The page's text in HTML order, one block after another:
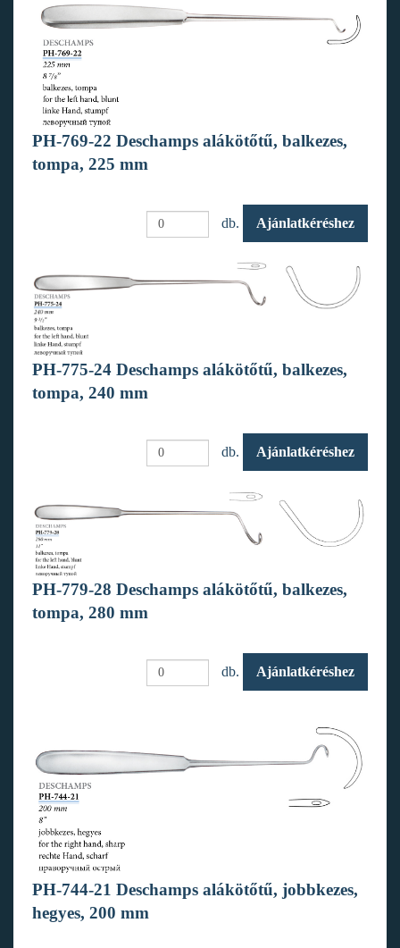
PH-769-22 Deschamps alákötőtű, balkezes,
tompa, 225 mm
db. Ajánlatkéréshez
PH-775-24 Deschamps alákötőtű, balkezes,
tompa, 240 mm
db. Ajánlatkéréshez
PH-779-28 Deschamps alákötőtű, balkezes,
tompa, 280 mm
db. Ajánlatkéréshez
PH-744-21 Deschamps alákötőtű, jobbkezes,
hegyes, 200 mm